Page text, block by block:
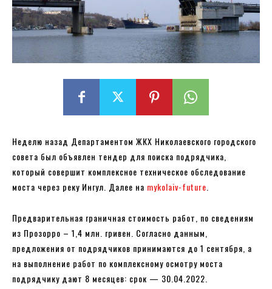
Неделю назад Департаментом ЖКХ Николаевского городского
совета был объявлен тендер для поиска подрядчика,
который совершит комплексное техническое обследование
моста через реку Ингул. Далее на mykolaiv-future
Предварительная граничная стоимость работ, по сведениям
из Прозорро – 1,4 млн. гривен. Согласно данным,
предложения от подрядчиков принимаются до 1 сентября, а
на выполнение работ по комплексному осмотру моста
подрядчику дают 8 месяцев: срок — 30.04.2022.